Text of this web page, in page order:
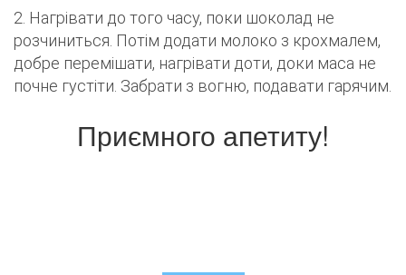
2. Нагрівати до того часу, поки шоколад не
розчиниться. Потім додати молоко з крохмалем,
добре перемішати, нагрівати доти, доки маса не
почне густіти. Забрати з вогню, подавати гарячим.
Приємного апетиту!